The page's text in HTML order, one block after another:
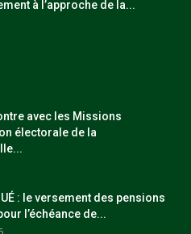
à l’approche de la...
avec les Missions
électorale de la
: le versement des pensions
l’échéance de...